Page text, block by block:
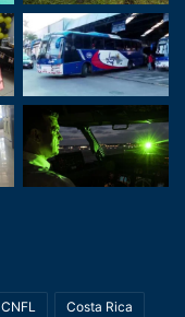
CNFL Costa Rica